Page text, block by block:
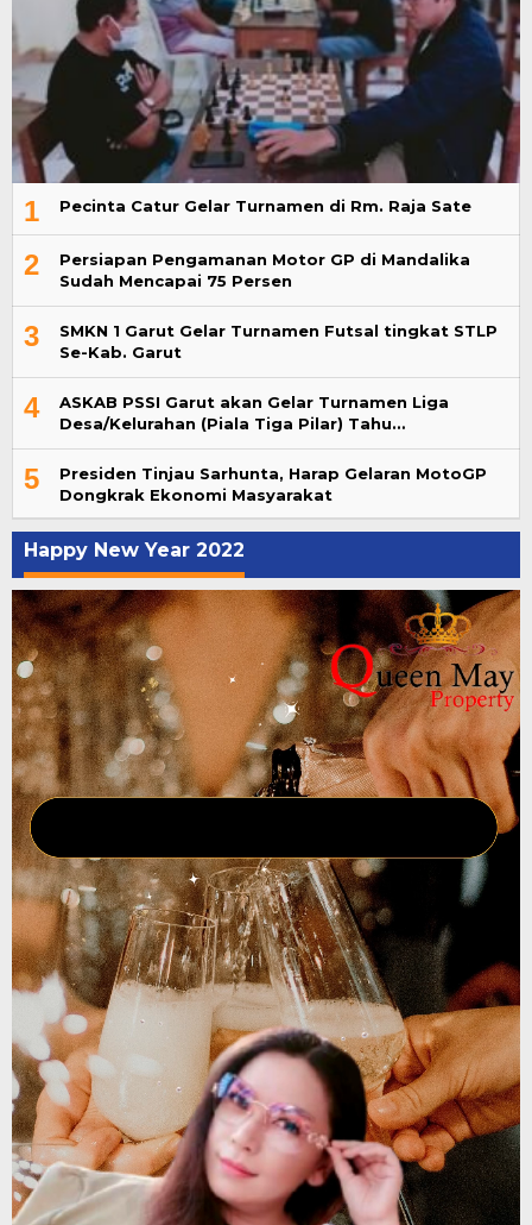
1 Pecinta Catur Gelar Turnamen di Rm. Raja Sate
2
Persiapan Pengamanan Motor GP di Mandalika
Sudah Mencapai 75 Persen
3
SMKN 1 Garut Gelar Turnamen Futsal tingkat STLP
Se-Kab. Garut
4
ASKAB PSSI Garut akan Gelar Turnamen Liga
Desa/Kelurahan (Piala Tiga Pilar) Tahu…
5
Presiden Tinjau Sarhunta, Harap Gelaran MotoGP
Dongkrak Ekonomi Masyarakat
Happy New Year 2022
Pemutar
Video